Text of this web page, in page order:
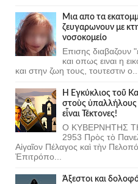
Μια απο τα
ζευγαρωνουν με
νοσοκομείο
Επισης διαβαζουν
και οπως ειναι η
και στην ζωη τους, τουτεστιν ο...
Ἡ Ἐγκύκλιος τοῦ
στοὺς ὑπαλλήλους
εἶναι Τέκτονες!
Ο ΚΥΒΕΡΝΗΤΗΣ
2953 Πρὸς τὸ
Αἰγαῖον Πέλαγος καὶ τὴν
Ἐπιτρόπο...
Άξεστοι και